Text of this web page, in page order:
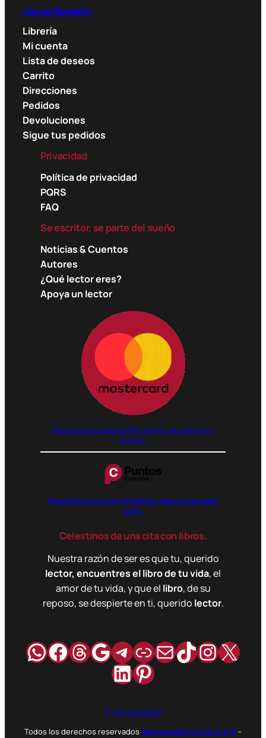
Libros Medellín
Librería
Mi cuenta
Lista de deseos
Carrito
Direcciones
Pedidos
Devoluciones
Sigue tus pedidos
Privacidad
Política de privacidad
PQRS
FAQ
Se escritor, se parte del sueño
Noticias & Cuentos
Autores
¿Qué lector eres?
Apoya un lector
Pagos seguros gracias a PSE, Wompi, MercadoPago y
Binance.
Paga libritos con Puntos Colombia, dale clic para saber
cómo.
Celestinos de una cita con libros.
Nuestra razón de ser es que tu, querido
lector, encuentres el libro de tu vida, el
amor de tu vida, y que el libro, de su
reposo, se despierte en ti, querido lector.
WhatsApp
Facebook
Hilos
Google
Telegram
Enlace
Correo
TikTok
X
LinkedIn
Pinterest
Accesibilidad
Todos los derechos reservados librosmedellin.com S.A.S–